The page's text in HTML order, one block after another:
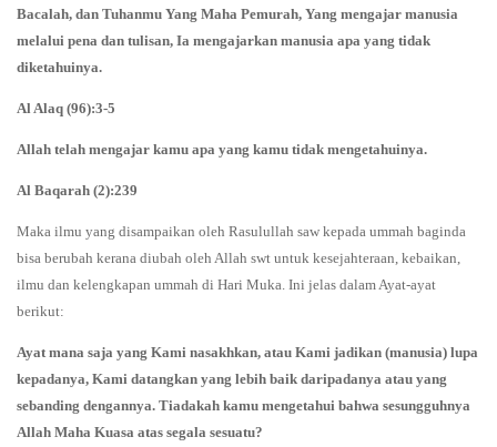
Bacalah, dan Tuhanmu Yang Maha Pemurah, Yang mengajar manusia
melalui pena dan tulisan, Ia mengajarkan manusia apa yang tidak
diketahuinya.
Al Alaq (96):3-5
Allah telah mengajar kamu apa yang kamu tidak mengetahuinya.
Al Baqarah (2):239
Maka ilmu yang disampaikan oleh Rasulullah saw kepada ummah baginda
bisa berubah kerana diubah oleh Allah swt untuk kesejahteraan, kebaikan,
ilmu dan kelengkapan ummah di Hari Muka. Ini jelas dalam Ayat-ayat
berikut:
Ayat mana saja yang Kami nasakhkan, atau Kami jadikan (manusia) lupa
kepadanya, Kami datangkan yang lebih baik daripadanya atau yang
sebanding dengannya. Tiadakah kamu mengetahui bahwa sesungguhnya
Allah Maha Kuasa atas segala sesuatu?